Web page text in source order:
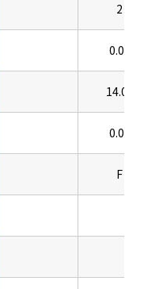
2
0.00
14.00
0.00
F